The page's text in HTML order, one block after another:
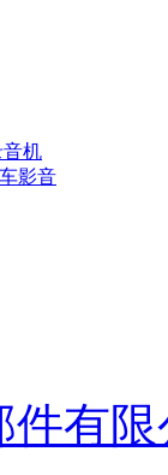
机
影音
件有